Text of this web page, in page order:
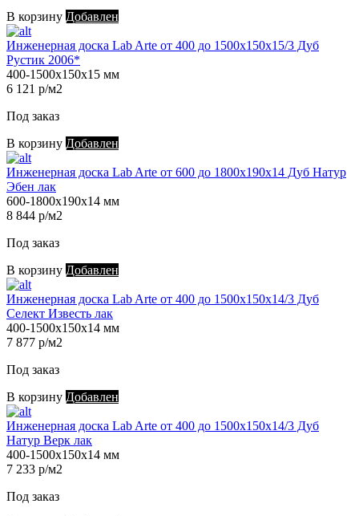
В корзину Добавлен
Инженерная доска Lab Arte от 400 до 1500х150х15/3 Дуб
Рустик 2006*
400-1500х150х15 мм
6 121 р/м2
Под заказ
В корзину Добавлен
Инженерная доска Lab Arte от 600 до 1800х190х14 Дуб Натур
Эбен лак
600-1800х190х14 мм
8 844 р/м2
Под заказ
В корзину Добавлен
Инженерная доска Lab Arte от 400 до 1500х150х14/3 Дуб
Селект Известь лак
400-1500х150х14 мм
7 877 р/м2
Под заказ
В корзину Добавлен
Инженерная доска Lab Arte от 400 до 1500х150х14/3 Дуб
Натур Верк лак
400-1500х150х14 мм
7 233 р/м2
Под заказ